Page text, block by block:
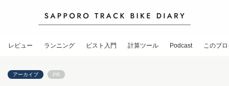
レビュー ランニング ピスト入門 計算ツール Podcast このブ
アーカイブ PR